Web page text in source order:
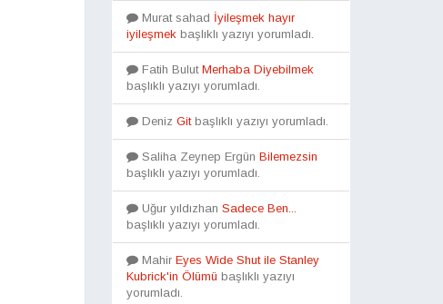
Murat sahad İyileşmek hayır
iyileşmekbaşlıklı yazıyı yorumladı.
Fatih Bulut Merhaba Diyebilmek
başlıklı yazıyı yorumladı.
Deniz Gitbaşlıklı yazıyı yorumladı.
Saliha Zeynep Ergün Bilemezsin
başlıklı yazıyı yorumladı.
Uğur yıldızhan Sadece Ben...
başlıklı yazıyı yorumladı.
Mahir Eyes Wide Shut ile Stanley
Kubrick'in Ölümü başlıklı yazıyı
yorumladı.